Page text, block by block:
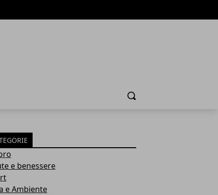
Cerca
e benessere
e Ambiente